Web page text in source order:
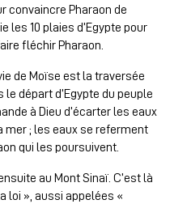
convaincre Pharaon de
les 10 plaies d’Egypte pour
fléchir Pharaon.
de Moïse est la traversée
départ d’Egypte du peuple
à Dieu d’écarter les eaux
mer ; les eaux se referment
qui les poursuivent.
au Mont Sinaï. C’est là
loi », aussi appelées «